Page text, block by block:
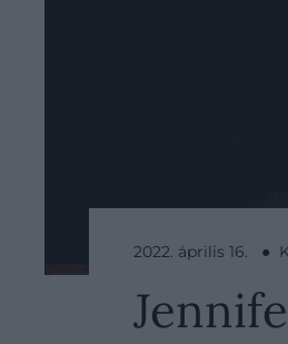
2022. április 16. ●